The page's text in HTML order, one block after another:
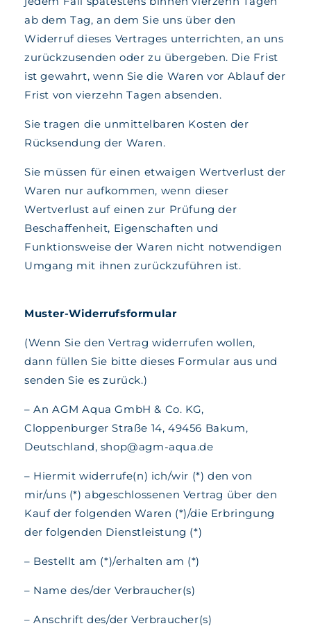
ab dem Tag, an dem Sie uns über den
Widerruf dieses Vertrages unterrichten, an uns
zurückzusenden oder zu übergeben. Die Frist
ist gewahrt, wenn Sie die Waren vor Ablauf der
Frist von vierzehn Tagen absenden.
Sie tragen die unmittelbaren Kosten der
Rücksendung der Waren.
Sie müssen für einen etwaigen Wertverlust der
Waren nur aufkommen, wenn dieser
Wertverlust auf einen zur Prüfung der
Beschaffenheit, Eigenschaften und
Funktionsweise der Waren nicht notwendigen
Umgang mit ihnen zurückzuführen ist.
Muster-Widerrufsformular
(Wenn Sie den Vertrag widerrufen wollen,
dann füllen Sie bitte dieses Formular aus und
senden Sie es zurück.)
– An AGM Aqua GmbH & Co. KG,
Cloppenburger Straße 14, 49456 Bakum,
Deutschland, shop@agm-aqua.de
– Hiermit widerrufe(n) ich/wir (*) den von
mir/uns (*) abgeschlossenen Vertrag über den
Kauf der folgenden Waren (*)/die Erbringung
der folgenden Dienstleistung (*)
– Bestellt am (*)/erhalten am (*)
– Name des/der Verbraucher(s)
– Anschrift des/der Verbraucher(s)